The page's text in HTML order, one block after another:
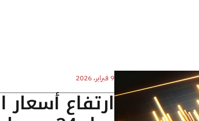
9 فبراير، 2026
ارتفاع